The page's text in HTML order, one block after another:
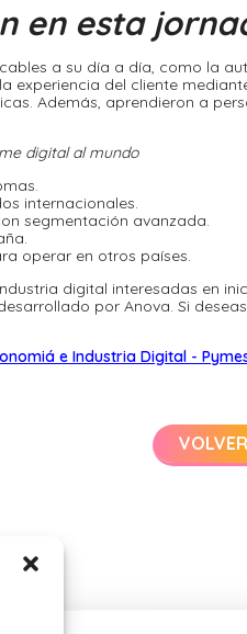
en esta
a su día a día, como la
experiencia del cliente
Además, aprendieron a
digital al mundo
internacionales.
segmentación avanzada.
operar en otros países.
digital interesadas en
por Anova. Si
e Industria Digital -
VOLVER